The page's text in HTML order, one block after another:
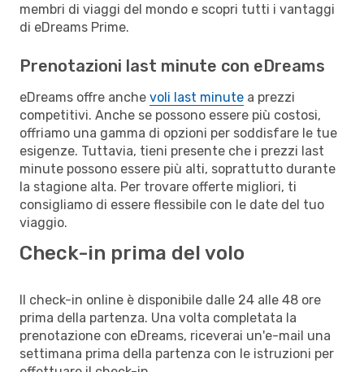
membri di viaggi del mondo e scopri tutti i vantaggi
di eDreams Prime.
Prenotazioni last minute con eDreams
eDreams offre anche voli last minute a prezzi
competitivi. Anche se possono essere più costosi,
offriamo una gamma di opzioni per soddisfare le tue
esigenze. Tuttavia, tieni presente che i prezzi last
minute possono essere più alti, soprattutto durante
la stagione alta. Per trovare offerte migliori, ti
consigliamo di essere flessibile con le date del tuo
viaggio.
Check-in prima del volo
Il check-in online è disponibile dalle 24 alle 48 ore
prima della partenza. Una volta completata la
prenotazione con eDreams, riceverai un'e-mail una
settimana prima della partenza con le istruzioni per